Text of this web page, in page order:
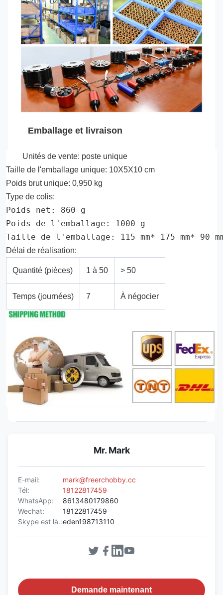
Emballage et livraison
Unités de vente: poste unique
Taille de l'emballage unique: 10X5X10 cm
Poids brut unique: 0,950 kg
Type de colis:
Poids net: 860 g
Poids de l'emballage: 1000 g
Taille de l'emballage: 115 mm* 175 mm* 90
Délai de réalisation:
Quantité (pièces) 1 à 50 > 50
Temps (journées) 7 À négocier
Mr. Mark
E-mail:
mark@freerchobby.cc
Tél:
18122817459
WhatsApp:
8613480179860
Wechat:
18122817459
Skype est là.:eden198713110
Demande maintenant